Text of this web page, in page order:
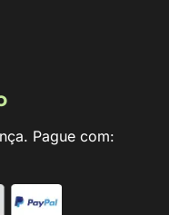
Pague com: